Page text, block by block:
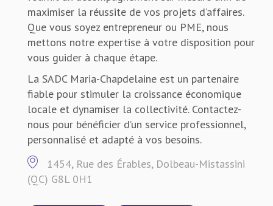
maximiser la réussite de vos projets d’affaires.
Que vous soyez entrepreneur ou PME, nous
mettons notre expertise à votre disposition pour
vous guider à chaque étape.
La SADC Maria-Chapdelaine est un partenaire
fiable pour stimuler la croissance économique
locale et dynamiser la collectivité. Contactez-
nous pour bénéficier d’un service professionnel,
personnalisé et adapté à vos besoins.
1454, Rue des Érables, Dolbeau-Mistassini
(QC) G8L 0H1